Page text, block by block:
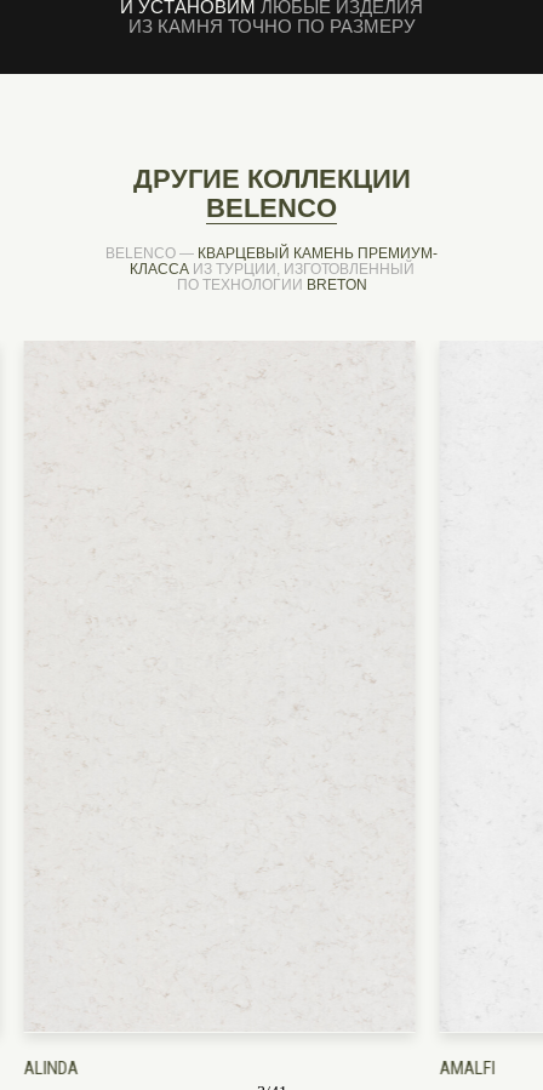
И УСТАНОВИМ ЛЮБЫЕ ИЗДЕЛИЯ
ИЗ КАМНЯ ТОЧНО ПО РАЗМЕРУ
ДРУГИЕ КОЛЛЕКЦИИ
BELENCO
BELENCO — КВАРЦЕВЫЙ КАМЕНЬ ПРЕМИУМ-
КЛАССАИЗ ТУРЦИИ, ИЗГОТОВЛЕННЫЙ
ПО ТЕХНОЛОГИИ BRETON
AMALFI ANEMON